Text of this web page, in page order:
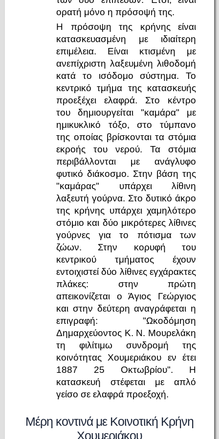
ορατή μόνο η πρόσοψή της.
Η πρόσοψη της κρήνης είναι
κατασκευασμένη με ιδιαίτερη
επιμέλεια. Είναι κτισμένη με
ανεπίχριστη λαξευμένη λιθοδομή
κατά το ισόδομο σύστημα. Το
κεντρικό τμήμα της κατασκευής
προεξέχει ελαφρά. Στο κέντρο
του δημιουργείται "καμάρα" με
ημικυκλικό τόξο, στο τύμπανο
της οποίας βρίσκονται τα στόμια
εκροής του νερού. Τα στόμια
περιβάλλονται με ανάγλυφο
φυτικό διάκοσμο. Στην βάση της
"καμάρας" υπάρχει λίθινη
λαξευτή γούρνα. Στο δυτικό άκρο
της κρήνης υπάρχει χαμηλότερο
στόμιο και δύο μικρότερες λίθινες
γούρνες για το πότισμα των
ζώων. Στην κορυφή του
κεντρικού τμήματος έχουν
εντοιχιστεί δύο λίθινες εγχάρακτες
πλάκες: στην πρώτη
απεικονίζεται ο Άγιος Γεώργιος
και στην δεύτερη αναγράφεται η
επιγραφή: "Ωκοδόμηση
Δημαρχεύοντος Κ. Ν. Μουρελάκη
τη φιλίτιμω συνδρομή της
κοινότητας Χουμεριάκου εν έτει
1887 25 Οκτωβρίου". Η
κατασκευή στέφεται με απλό
γείσο σε ελαφρά προεξοχή.
Μέρη κοντινά με Κοινοτική Κρήνη
Χουμεριάκου